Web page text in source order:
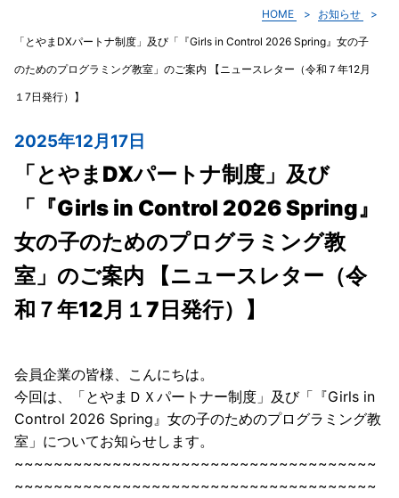
HOME お知らせ
「とやまDXパートナ制度」及び「『Girls in Control 2026 Spring』女の子
のためのプログラミング教室」のご案内 【ニュースレター（令和７年12月
１7日発行）】
2025年12月17日
「とやまDXパートナ制度」及び
「『Girls in Control 2026 Spring』
女の子のためのプログラミング教
室」のご案内 【ニュースレター（令
和７年12月１7日発行）】
会員企業の皆様、こんにちは。
今回は、「とやまＤＸパートナー制度」及び「『Girls in
Control 2026 Spring』女の子のためのプログラミング教
室」についてお知らせします。
~~~~~~~~~~~~~~~~~~~~~~~~~~~~~~~~~~~~~
~~~~~~~~~~~~~~~~~~~~~~~~~~~~~~~~~~~~~